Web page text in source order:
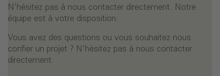
N'hésitez pas à nous contacter directement. Notre
équipe est à votre disposition.
Vous avez des questions ou vous souhaitez nous
confier un projet ? N'hésitez pas à nous contacter
directement.